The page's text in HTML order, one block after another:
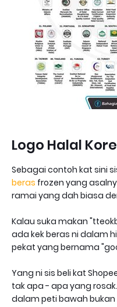
Logo Halal
Sebagai contoh kat sini
beras frozen yang
ramai yang dah biasa
Kalau suka makan
ada kek beras ni dalam
pekat yang bernama
Yang ni sis beli kat
tak apa - apa yang
dalam peti bawah bukan